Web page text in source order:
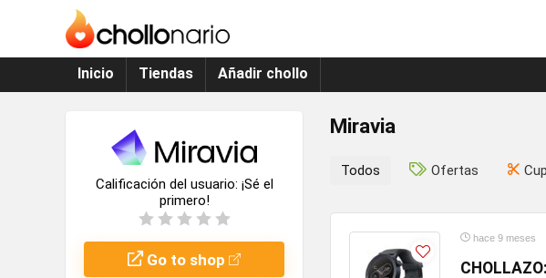
Inicio Tiendas Añadir chollo
Miravia
Calificación del usuario: ¡Sé el
primero!
Go to shop
Todos Ofertas
hace 9 meses